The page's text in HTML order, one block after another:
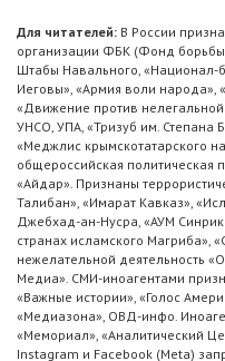
Для читателей: В России
организации ФБК (Фонд борьбы
Штабы Навального, «Национал-
Иеговы», «Армия воли народа»,
«Движение против
УНСО, УПА, «Тризуб им. Степана
«Меджлис крымскотатарского
общероссийская политическая
«Айдар». Признаны
Талибан», «Имарат Кавказ»,
Джебхад-ан-Нусра, «АУМ
странах исламского Магриба»,
нежелательной деятельность
Медиа». СМИ-иноагентами
«Важные истории», «Голос
«Медиазона», ОВД-инфо.
«Мемориал», «Аналитический
Instagram и Facebook (Metа)